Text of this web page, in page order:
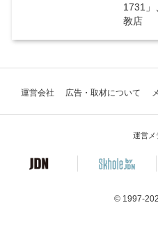
1731」
教店
運営会社 広告・取材について
運営メ
© 1997-